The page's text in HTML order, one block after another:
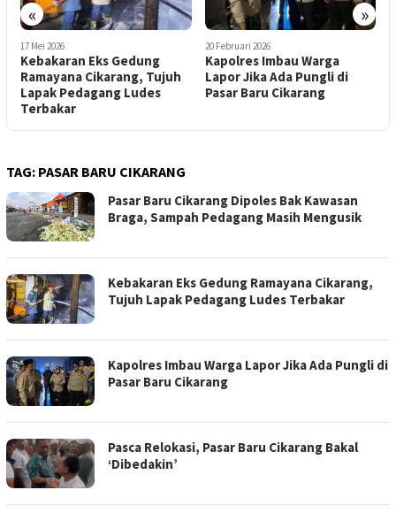
« »
20 Februari 2026
Kapolres Imbau Warga
Lapor Jika Ada Pungli di
Pasar Baru Cikarang
18 Februari 2026
Pasca Relokasi, Pasar Baru
Cikarang Bakal ‘Dibedakin’
TAG: PASAR BARU CIKARANG
Pasar Baru Cikarang Dipoles Bak Kawasan
Braga, Sampah Pedagang Masih Mengusik
Kebakaran Eks Gedung Ramayana Cikarang,
Tujuh Lapak Pedagang Ludes Terbakar
Kapolres Imbau Warga Lapor Jika Ada Pungli di
Pasar Baru Cikarang
Pasca Relokasi, Pasar Baru Cikarang Bakal
‘Dibedakin’